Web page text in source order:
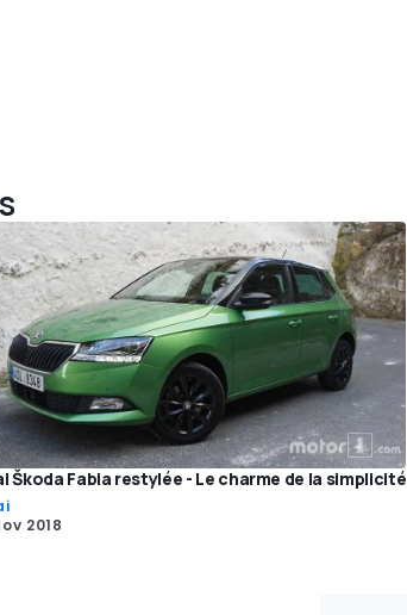
Škoda Fabia restylée - Le charme de la simplicité
2018